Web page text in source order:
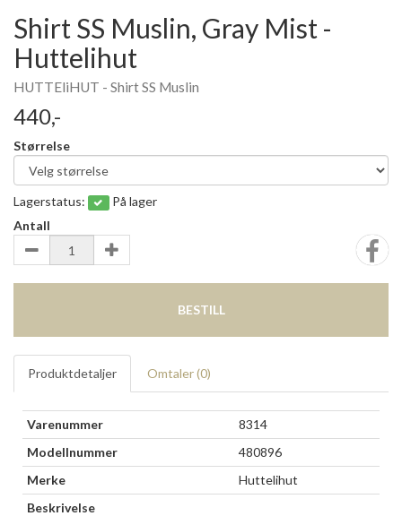
Shirt SS Muslin, Gray Mist -
Huttelihut
HUTTEliHUT - Shirt SS Muslin
440,-
Størrelse
Lagerstatus:
På lager
Antall
BESTILL
Produktdetaljer Omtaler (0)
Varenummer
8314
Modellnummer
480896
Merke
Huttelihut
Beskrivelse